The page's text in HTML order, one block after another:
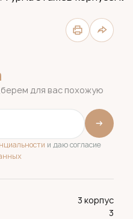
для вас похожую
и даю согласие
3 корпус
3